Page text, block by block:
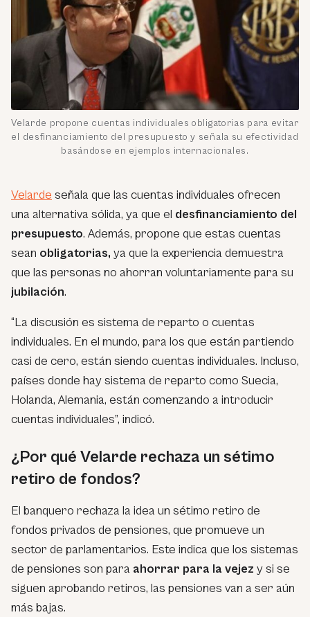
Velarde propone cuentas individuales obligatorias para evitar
el desfinanciamiento del presupuesto y señala su efectividad
basándose en ejemplos internacionales.
Velarde señala que las cuentas individuales ofrecen
una alternativa sólida, ya que el desfinanciamiento del
presupuesto. Además, propone que estas cuentas
sean obligatorias, ya que la experiencia demuestra
que las personas no ahorran voluntariamente para su
jubilación.
“La discusión es sistema de reparto o cuentas
individuales. En el mundo, para los que están partiendo
casi de cero, están siendo cuentas individuales. Incluso,
países donde hay sistema de reparto como Suecia,
Holanda, Alemania, están comenzando a introducir
cuentas individuales”, indicó.
¿Por qué Velarde rechaza un sétimo
retiro de fondos?
El banquero rechaza la idea un sétimo retiro de
fondos privados de pensiones, que promueve un
sector de parlamentarios. Este indica que los sistemas
de pensiones son para ahorrar para la vejez y si se
siguen aprobando retiros, las pensiones van a ser aún
más bajas.